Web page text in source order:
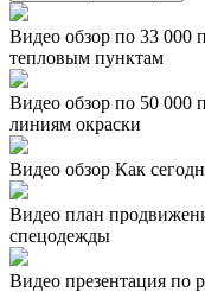
Видео обзор по 33 000
тепловым пунктам
Видео обзор по 50 000
линиям окраски
Видео обзор Как
Видео план
спецодежды
Видео презентация по